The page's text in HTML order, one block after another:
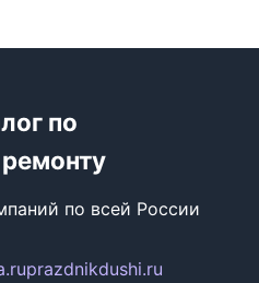
по
по всей России
prazdnikdushi.ru